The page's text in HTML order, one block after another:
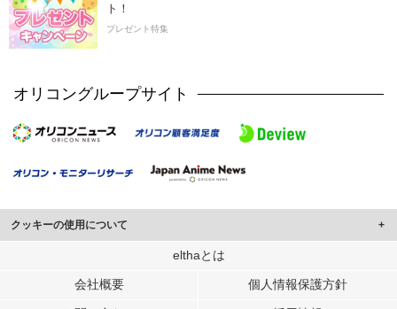
ト！
プレゼント特集
オリコングループサイト
クッキーの使用について
このサイトでは Cookie を使用して、ユーザーに合わせたコンテンツや広告の
行っています。
elthaとは
会社概要 個人情報保護方針